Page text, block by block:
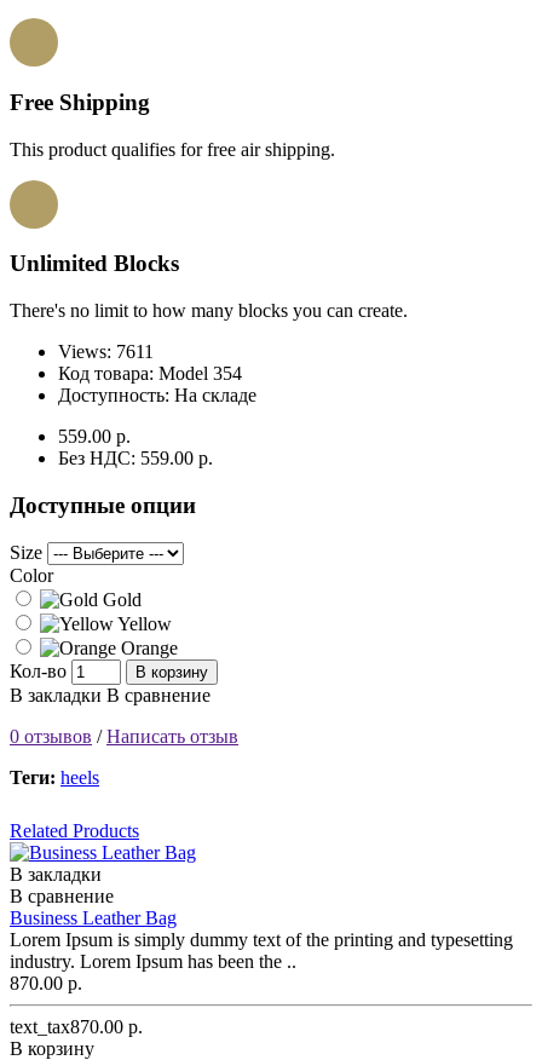
Free Shipping
This product qualifies for free air shipping.
Unlimited Blocks
There's no limit to how many blocks you can create.
Views: 7611
Код товара: Model 354
Доступность: На складе
559.00 р.
Без НДС: 559.00 р.
Доступные опции
Size
Color
Gold
Yellow
Orange
Кол-во
В корзину
В закладки В сравнение
0 отзывов /Написать отзыв
Теги: heels
Related Products
В закладки
В сравнение
Business Leather Bag
Lorem Ipsum is simply dummy text of the printing and typesetting
industry. Lorem Ipsum has been the ..
870.00 р.
text_tax870.00 р.
В корзину